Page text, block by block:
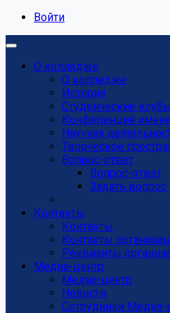
Войти
О колледже
О колледже
История
Студенческие клубы
Конференция
Научная
Творческое
Вопрос-ответ
Вопрос-ответ
Задать вопрос
Контакты
Контакты
Контакты
Реквизиты
Медиа-центр
Медиа-центр
Новости
Сотрудники Медиа-